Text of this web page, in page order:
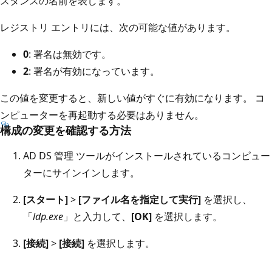
レジストリ エントリには、次の可能な値があります。
0: 署名は無効です。
2: 署名が有効になっています。
この値を変更すると、新しい値がすぐに有効になります。 コ
ンピューターを再起動する必要はありません。
構成の変更を確認する方法
AD DS 管理 ツールがインストールされているコンピュー
ターにサインインします。
[スタート]> [ファイル名を指定して実行] を選択し、
「ldp.exe 」と入力して、 [OK] を選択します。
[接続]> [接続] を選択します。